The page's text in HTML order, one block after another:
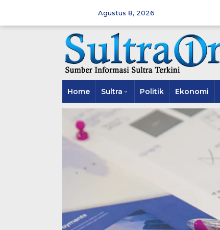
Agustus 8, 2026
Home Sultra Politik Ekonomi